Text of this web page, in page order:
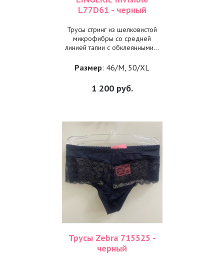
L77D61 - черный
Трусы стринг из шелковистой
микрофибры со средней
линией талии с обклеянными...
Размер: 46/M, 50/XL
1 200руб.
Трусы Zebra 715525 -
черный